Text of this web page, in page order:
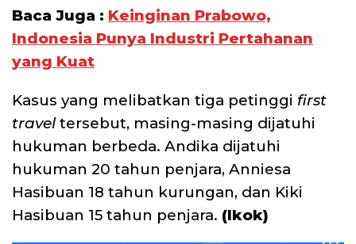
Baca Juga : Keinginan Prabowo,
Indonesia Punya Industri Pertahanan
yang Kuat
Kasus yang melibatkan tiga petinggi first
traveltersebut, masing-masing dijatuhi
hukuman berbeda. Andika dijatuhi
hukuman 20 tahun penjara, Anniesa
Hasibuan 18 tahun kurungan, dan Kiki
Hasibuan 15 tahun penjara. (Ikok)